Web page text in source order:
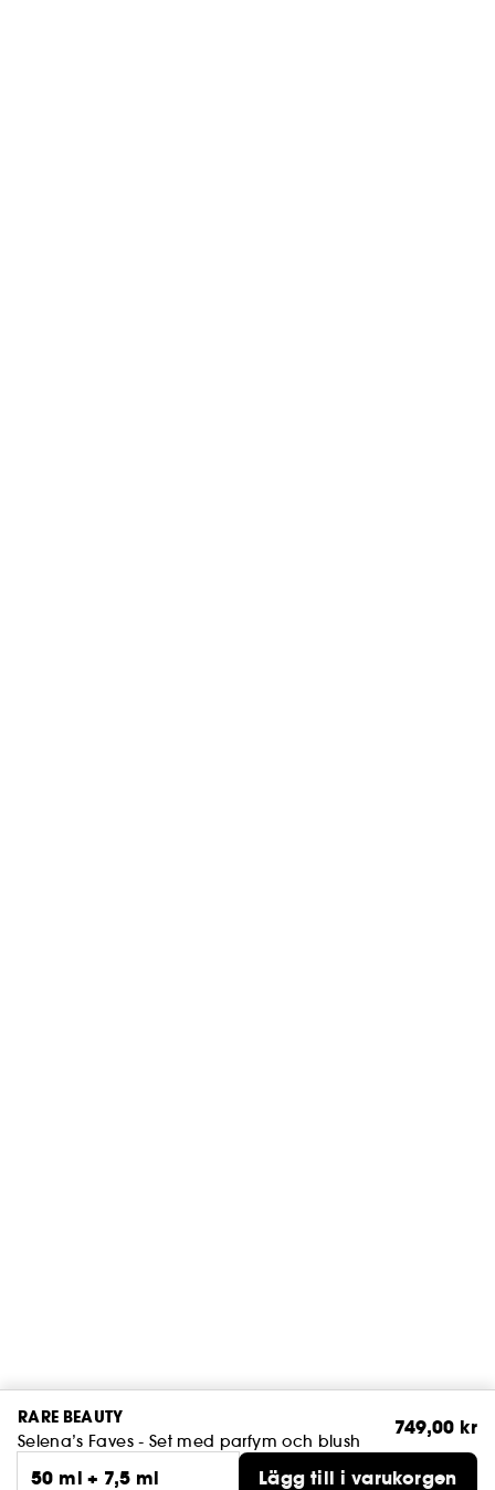
RARE BEAUTY
Selena’s Faves - Set med parfym och blush
749,00 kr
50 ml + 7,5 ml
Lägg till i varukorgen